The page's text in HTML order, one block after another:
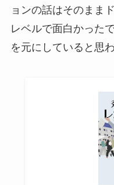
ョンの話はそのまま
レベルで面白かった
を元にしていると思